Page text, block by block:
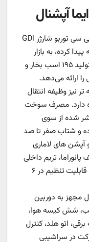
آپشنال
کراس اور لاماری ایما با موتور ۱۵۰۰ سی سی توربو شارژر GDI
کرده، به بازار
عرضه شده است. این موتور با توان تولید ۱۹۵ اسب بخار و
را ارائه می‌دهد.
دو کلاچه ۷ سرعته تر نیز وظیفه انتقال
دارد. مصرف سوخت
شده از سوی
۱۰۰ کیلومتر بوده و شتاب صفر تا صد
و آپشن های لاماری
تریم داخلی
چرم مصنوعی و صندلی برقی راننده با قابلیت تنظیم در ۶
مجهز به دوربین
شش کیسه هوا،
ترمز پارک برقی، اتو هلد، کنترل
در سراشیبی